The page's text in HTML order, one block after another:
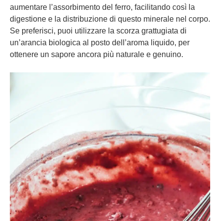
aumentare l’assorbimento del ferro, facilitando così la
digestione e la distribuzione di questo minerale nel corpo.
Se preferisci, puoi utilizzare la scorza grattugiata di
un’arancia biologica al posto dell’aroma liquido, per
ottenere un sapore ancora più naturale e genuino.